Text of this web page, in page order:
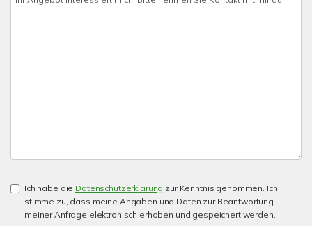
Ich habe die Datenschutzerklärung zur Kenntnis genommen. Ich
stimme zu, dass meine Angaben und Daten zur Beantwortung
meiner Anfrage elektronisch erhoben und gespeichert werden.